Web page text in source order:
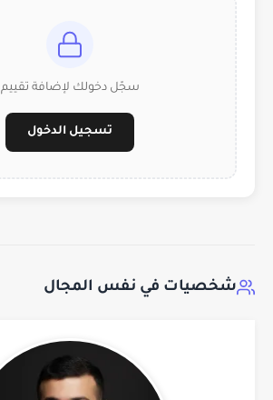
سجّل دخولك لإضافة تقييم
تسجيل الدخول
شخصيات في نفس المجال